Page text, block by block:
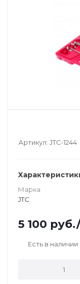
Артикул: JTC-1244
Марка
JTC
5 100 руб.
Есть в наличии